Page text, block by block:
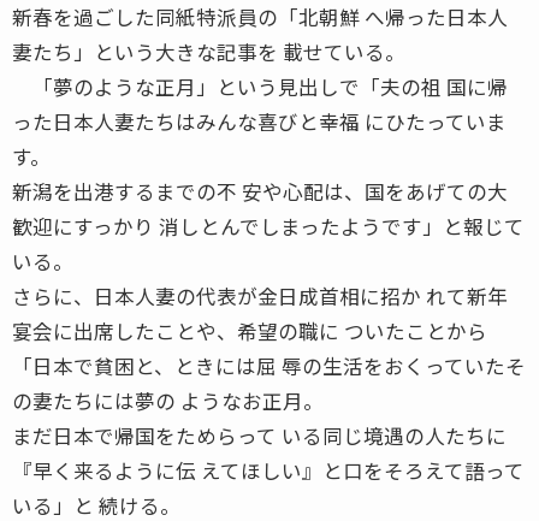
新春を過ごした同紙特派員の「北朝鮮 へ帰った日本人
妻たち」という大きな記事を 載せている。
「夢のような正月」という見出しで「夫の祖 国に帰
った日本人妻たちはみんな喜びと幸福 にひたっていま
す。
新潟を出港するまでの不 安や心配は、国をあげての大
歓迎にすっかり 消しとんでしまったようです」と報じて
いる。
さらに、日本人妻の代表が金日成首相に招か れて新年
宴会に出席したことや、希望の職に ついたことから
「日本で貧困と、ときには屈 辱の生活をおくっていたそ
の妻たちには夢の ようなお正月。
まだ日本で帰国をためらって いる同じ境遇の人たちに
『早く来るように伝 えてほしい』と口をそろえて語って
いる」と 続ける。